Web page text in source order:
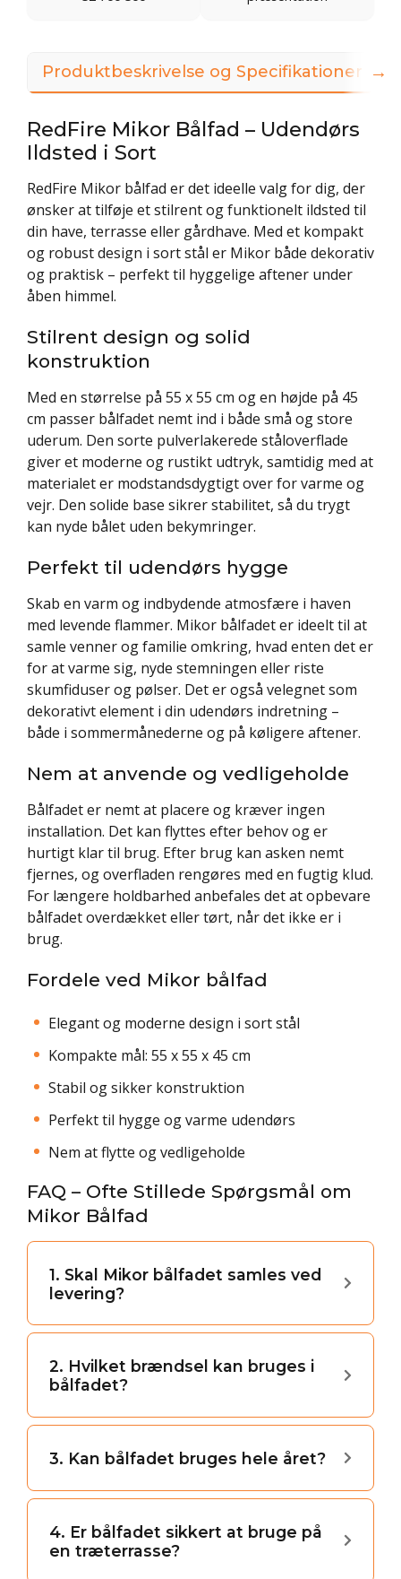
Produktbeskrivelse og Specifikationer
RedFire Mikor Bålfad – Udendørs
Ildsted i Sort
RedFire Mikor bålfad er det ideelle valg for dig, der
ønsker at tilføje et stilrent og funktionelt ildsted til
din have, terrasse eller gårdhave. Med et kompakt
og robust design i sort stål er Mikor både dekorativ
og praktisk – perfekt til hyggelige aftener under
åben himmel.
Stilrent design og solid
konstruktion
Med en størrelse på 55 x 55 cm og en højde på 45
cm passer bålfadet nemt ind i både små og store
uderum. Den sorte pulverlakerede ståloverflade
giver et moderne og rustikt udtryk, samtidig med at
materialet er modstandsdygtigt over for varme og
vejr. Den solide base sikrer stabilitet, så du trygt
kan nyde bålet uden bekymringer.
Perfekt til udendørs hygge
Skab en varm og indbydende atmosfære i haven
med levende flammer. Mikor bålfadet er ideelt til at
samle venner og familie omkring, hvad enten det er
for at varme sig, nyde stemningen eller riste
skumfiduser og pølser. Det er også velegnet som
dekorativt element i din udendørs indretning –
både i sommermånederne og på køligere aftener.
Nem at anvende og vedligeholde
Bålfadet er nemt at placere og kræver ingen
installation. Det kan flyttes efter behov og er
hurtigt klar til brug. Efter brug kan asken nemt
fjernes, og overfladen rengøres med en fugtig klud.
For længere holdbarhed anbefales det at opbevare
bålfadet overdækket eller tørt, når det ikke er i
brug.
Fordele ved Mikor bålfad
Elegant og moderne design i sort stål
Kompakte mål: 55 x 55 x 45 cm
Stabil og sikker konstruktion
Perfekt til hygge og varme udendørs
Nem at flytte og vedligeholde
FAQ – Ofte Stillede Spørgsmål om
Mikor Bålfad
1. Skal Mikor bålfadet samles ved
levering?
2. Hvilket brændsel kan bruges i
bålfadet?
3. Kan bålfadet bruges hele året?
4. Er bålfadet sikkert at bruge på
en træterrasse?
→